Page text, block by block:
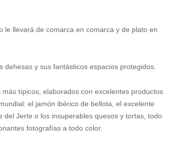
le llevará de comarca en comarca y de plato en
y sus fantásticos espacios protegidos.
típicos, elaborados con excelentes productos
el jamón ibérico de bellota, el excelente
del Jerte o los insuperables quesos y tortas, todo
fotografías a todo color.